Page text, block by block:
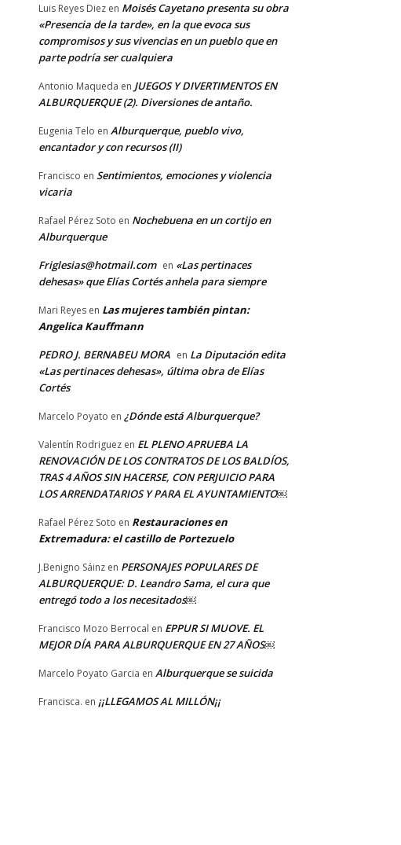
Luis Reyes Diez en Moisés Cayetano presenta su obra
«Presencia de la tarde», en la que evoca sus
compromisos y sus vivencias en un pueblo que en
parte podría ser cualquiera
Antonio Maqueda en JUEGOS Y DIVERTIMENTOS EN
ALBURQUERQUE (2). Diversiones de antaño.
Eugenia Telo en Alburquerque, pueblo vivo,
encantador y con recursos (II)
Francisco en Sentimientos, emociones y violencia
vicaria
Rafael Pérez Soto en Nochebuena en un cortijo en
Alburquerque
Friglesias@hotmail.com en «Las pertinaces
dehesas» que Elías Cortés anhela para siempre
Mari Reyes en Las mujeres también pintan:
Angelica Kauffmann
PEDRO J. BERNABEU MORA en La Diputación edita
«Las pertinaces dehesas», última obra de Elías
Cortés
Marcelo Poyato en ¿Dónde está Alburquerque?
Valentín Rodriguez en EL PLENO APRUEBA LA
RENOVACIÓN DE LOS CONTRATOS DE LOS BALDÍOS,
TRAS 4 AÑOS SIN HACERSE, CON PERJUICIO PARA
LOS ARRENDATARIOS Y PARA EL AYUNTAMIENTO￼
Rafael Pérez Soto en Restauraciones en
Extremadura: el castillo de Portezuelo
J.Benigno Sáinz en PERSONAJES POPULARES DE
ALBURQUERQUE: D. Leandro Sama, el cura que
entregó todo a los necesitados￼
Francisco Mozo Berrocal en EPPUR SI MUOVE. EL
MEJOR DÍA PARA ALBURQUERQUE EN 27 AÑOS￼
Marcelo Poyato Garcia en Alburquerque se suicida
Francisca. en ¡¡LLEGAMOS AL MILLÓN¡¡